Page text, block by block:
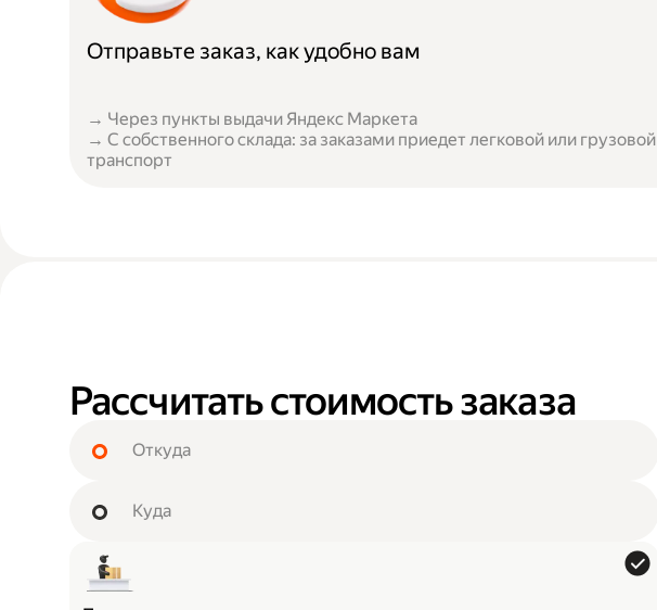
Отправьте заказ, как удобно вам
→ Через пункты выдачи Яндекс Маркета
→ С собственного склада: за заказами приедет легковой или грузовой
транспорт
Рассчитать стоимость заказа